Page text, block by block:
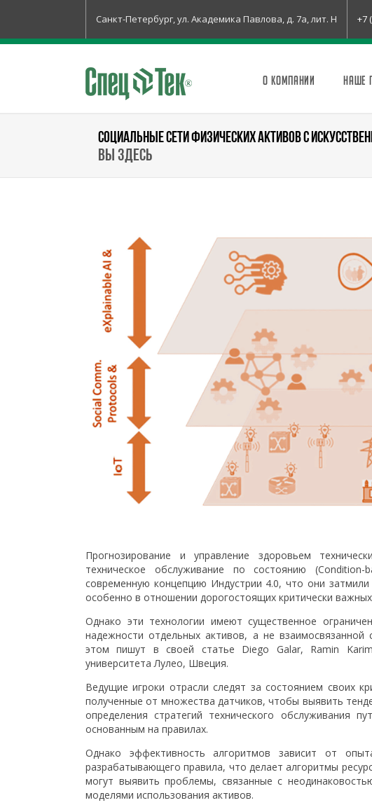
Санкт-Петербург, ул. Академика Павлова, д. 7а, лит. Н +7
О КОМПАНИИ НАШЕ
СОЦИАЛЬНЫЕ СЕТИ ФИЗИЧЕСКИХ АКТИВОВ С
Вы здесь
Прогнозирование и управление здоровьем
техническое обслуживание по состоянию
современную концепцию Индустрии 4.0, что они
особенно в отношении дорогостоящих критически
Однако эти технологии имеют существенное
надежности отдельных активов, а не
этом пишут в своей статье Diego Galar, Ramin
университета Лулео, Швеция.
Ведущие игроки отрасли следят за состоянием своих
полученные от множества датчиков, чтобы выявить
определения стратегий технического обслуживания
основанным на правилах.
Однако эффективность алгоритмов зависит от
разрабатывающего правила, что делает алгоритмы
могут выявить проблемы, связанные с
моделями использования активов.